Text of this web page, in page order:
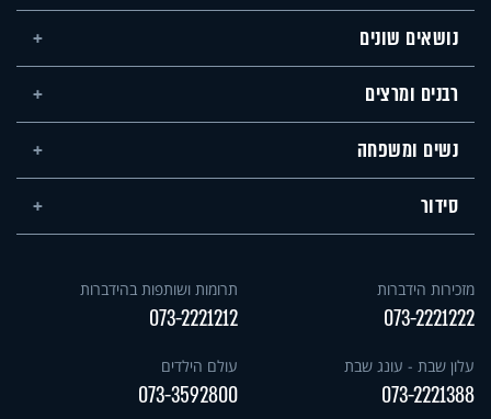
נושאים שונים
רבנים ומרצים
נשים ומשפחה
סידור
מזכירות הידברות
073-2221222
תרומות ושותפות בהידברות
073-2221212
עלון שבת - עונג שבת
073-2221388
עולם הילדים
073-3592800